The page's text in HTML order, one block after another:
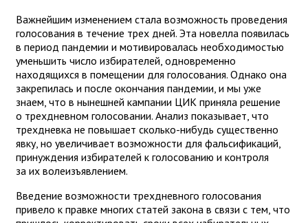
Важнейшим изменением стала возможность проведения
голосования в течение трех дней. Эта новелла появилась
в период пандемии и мотивировалась необходимостью
уменьшить число избирателей, одновременно
находящихся в помещении для голосования. Однако она
закрепилась и после окончания пандемии, и мы уже
знаем, что в нынешней кампании ЦИК приняла решение
о трехдневном голосовании. Анализ показывает, что
трехдневка не повышает сколько-нибудь существенно
явку, но увеличивает возможности для фальсификаций,
принуждения избирателей к голосованию и контроля
за их волеизъявлением.
Введение возможности трехдневного голосования
привело к правке многих статей закона в связи с тем, что